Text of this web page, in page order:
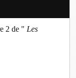
2 de " Les